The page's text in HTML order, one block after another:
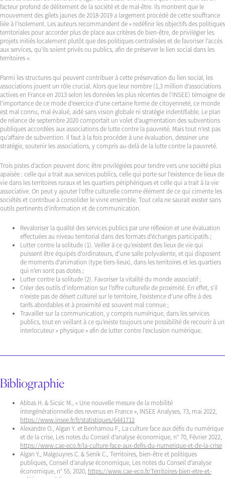
facteur profond de délitement de la société et de mal-être. Ils montrent que le
mouvement des gilets jaunes de 2018-2019 a largement procédé de cette souffrance
liée à l’isolement. Les auteurs recommandent de « redéfinir les objectifs des politiques
territoriales pour accorder plus de place aux critères de bien-être, de privilégier les
projets initiés localement plutôt que des politiques centralisées et de favoriser l’accès
aux services, qu’ils soient privés ou publics, afin de préserver le lien social dans les
territoires ».
Parmi les structures qui peuvent contribuer à cette préservation du lien social, les
associations jouent un rôle crucial. Alors que leur nombre (1,3 million d’associations
actives en France en 2013 selon les données les plus récentes de l’INSEE) témoigne de
l’importance de ce mode d’exercice d’une certaine forme de citoyenneté, ce monde
est mal connu, mal évalué, aidé sans vision globale ni stratégie indentifiable. Le plan
de relance de septembre 2020 comportait un volet d’augmentation des subventions
publiques accordées aux associations de lutte contre la pauvreté. Mais tout n’est pas
qu’affaire de subvention. Il faut à la fois procéder à une évaluation, dessiner une
stratégie, soutenir les associations, y compris au-delà de la lutte contre la pauvreté.
Trois pistes d’action peuvent donc être privilégiées pour tendre vers une société plus
apaisée : celle qui a trait aux services publics, celle qui porte sur l’existence de lieux de
vie dans les territoires ruraux et les quartiers périphériques et celle qui a trait à la vie
associative. On peut y ajouter l’offre culturelle comme élément de ce qui cimente les
sociétés et contribue à consolider le vivre ensemble. Tout cela ne saurait exister sans
outils pertinents d’information et de communication.
Revaloriser la qualité des services publics par une réflexion et une évaluation
effectuées au niveau territorial dans des formats d’échanges participatifs ;
Lutter contre la solitude (1). Veiller à ce qu’existent des lieux de vie qui
puissent être équipés d’ordinateurs, d’une salle polyvalente, et qui disposent
de moments d’animation (type tiers-lieux), dans les territoires et les quartiers
qui n’en sont pas dotés ;
Lutter contre la solitude (2). Favoriser la vitalité du monde associatif ;
Créer des outils d’information sur l’offre culturelle de proximité. En effet, s’il
n’existe pas de désert culturel sur le territoire, l’existence d’une offre à des
tarifs abordables et à proximité est souvent mal connue ;
Travailler sur la communication, y compris numérique, dans les services
publics, tout en veillant à ce qu’existe toujours une possibilité de recourir à un
interlocuteur « physique » afin de lutter contre l’exclusion numérique.
Bibliographie
Abbas H. & Sicsic M., « Une nouvelle mesure de la mobilité
intergénérationnelle des revenus en France », INSEE Analyses, 73, mai 2022,
https://www.insee.fr/fr/statistiques/6441712
Alexandre O., Algan Y. et Benhamou F., La culture face aux défis du numérique
et de la crise, Les notes du Conseil d’analyse économique, n° 70, Février 2022,
https://www.cae-eco.fr/la-culture-face-aux-defis-du-numerique-et-de-la-crise
Algan Y., Malgouyres C. & Senik C., Territoires, bien-être et politiques
publiques, Conseil d’analyse économique, Les notes du Conseil d’analyse
économique, n° 55, 2020, https://www.cae-eco.fr/Territoires-bien-etre-et-